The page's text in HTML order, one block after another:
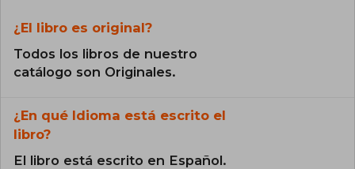
¿El libro es original?
Todos los libros de nuestro
catálogo son Originales.
¿En qué Idioma está escrito el
libro?
El libro está escrito en Español.